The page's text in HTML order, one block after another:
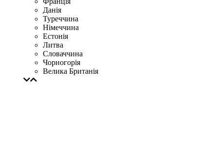
Данія
Туреччина
Німеччина
Естонія
Литва
Словаччина
Чорногорія
Велика Британія